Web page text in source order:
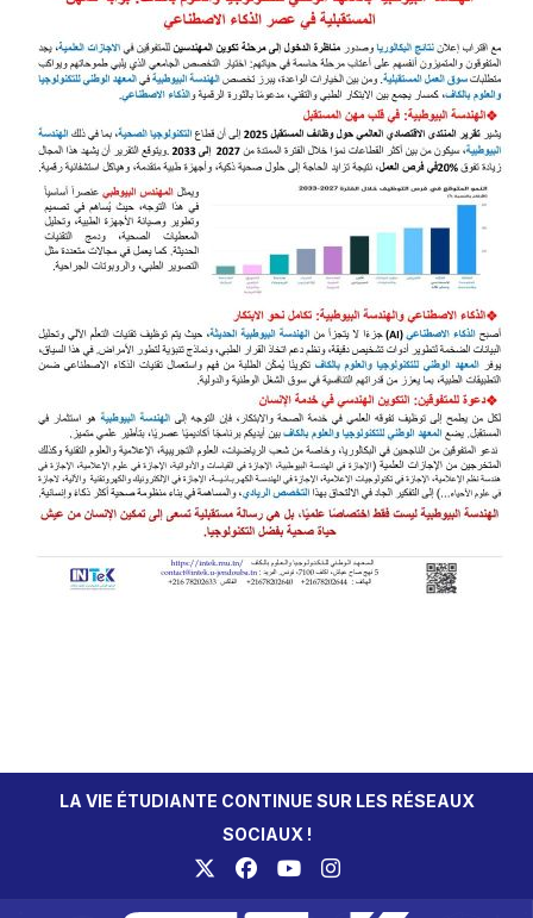
LA VIE ÉTUDIANTE CONTINUE SUR LES RÉSEAUX
SOCIAUX !